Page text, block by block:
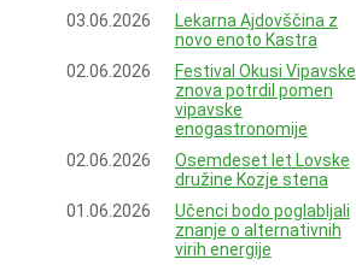
03.06.2026
Lekarna Ajdovščina z
novo enoto Kastra
02.06.2026
Festival Okusi Vipavske
znova potrdil pomen
vipavske
enogastronomije
02.06.2026
Osemdeset let Lovske
družine Kozje stena
01.06.2026
Učenci bodo poglabljali
znanje o alternativnih
virih energije